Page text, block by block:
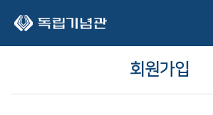
회원가입